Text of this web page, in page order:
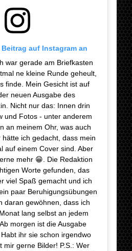
auf Instagram an
war gerade am Briefkasten
ne kleine Runde geheult,
finde. Mein Gesicht ist auf
neuen Ausgabe des
Nicht nur das: Innen drin
und Fotos - unter anderem
an meinem Ohr, was auch
ich gedacht, dass mein
auf einem Cover sind. Aber
mehr 😁. Die Redaktion
Worte gefunden, das
viel Spaß gemacht und ich
paar Beruhigungsübungen
daran gewöhnen, dass ich
lang selbst an jedem
morgen ist die Ausgabe
ihr sie schon irgendwo
mir gerne Bilder! P.S.: Wer